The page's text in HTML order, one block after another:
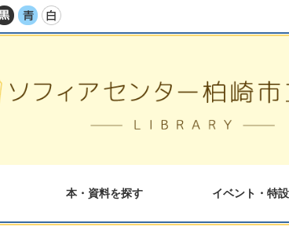
本・資料を探す イベント・特